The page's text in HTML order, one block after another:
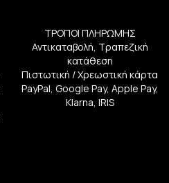
ΤΡΟΠΟΙ ΠΛΗΡΩΜΗΣ
Αντικαταβολή, Τραπεζική
κατάθεση
Πιστωτική / Χρεωστική κάρτα
PayPal, Google Pay, Apple Pay,
Klarna, IRIS